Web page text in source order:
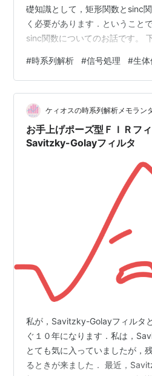
礎知識として，矩形関数とsinc
く必要があります．ということ
sinc関数についてのお話です。
平均フィルタ (矩形関数との畳み
います．そのような信号処理の
くかんすう)の知識が不可欠です
「畳み込み」の関係を理解する
Figure：時系列の一部を切り出
ることと同じ (左)…
#時系列解析 #信号処理 #生
ケィオスの時系列解析メモラン
お手上げポーズ型ＦＩＲフ
Savitzky-Golayフィルタ
私が，Savitzky-Golayフィルタ
ぐ１０年になります．私は，
とても気に入っていましたが，
るときが来ました． 最近，